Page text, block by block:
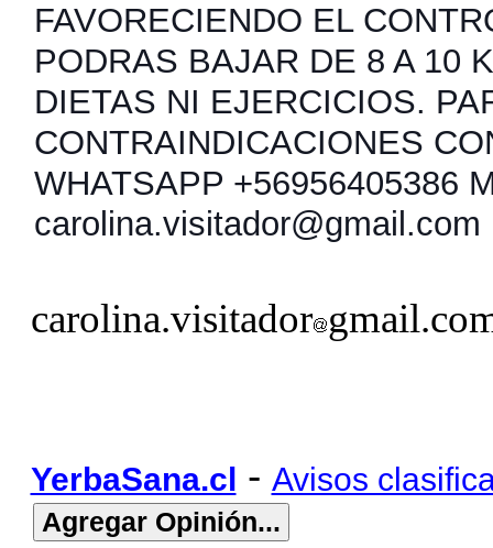
FAVORECIENDO EL
PODRAS BAJAR DE 8 A 10
DIETAS NI EJERCICIOS.
CONTRAINDICACIONES
WHATSAPP +56956405386
carolina.visitador@gmail.com
carolina.visitador
YerbaSana.cl - Avisos